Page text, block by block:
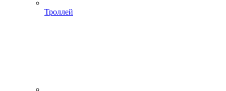
Троллей